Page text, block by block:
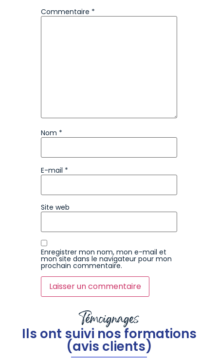
Commentaire *
Nom *
E-mail *
Site web
Enregistrer mon nom, mon e-mail et
mon site dans le navigateur pour mon
prochain commentaire.
Témoignages
Ils ont suivi nos formations
(avis clients)